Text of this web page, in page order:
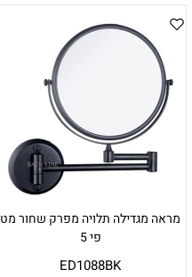
מראה מגדילה תלויה מפרק שחור מט
פי 5
ED1088BK